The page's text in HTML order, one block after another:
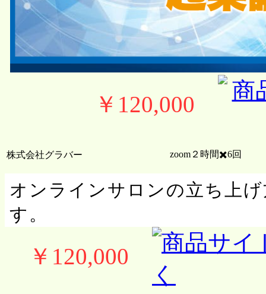
￥120,000
株式会社グラバー zoom２時間✖️6回
オンラインサロンの立ち上
す。
￥120,000